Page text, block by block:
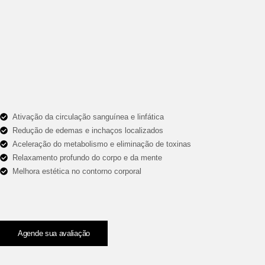
Ativação da circulação sanguínea e linfática
Redução de edemas e inchaços localizados
Aceleração do metabolismo e eliminação de toxinas
Relaxamento profundo do corpo e da mente
Melhora estética no contorno corporal
Agende sua avaliação